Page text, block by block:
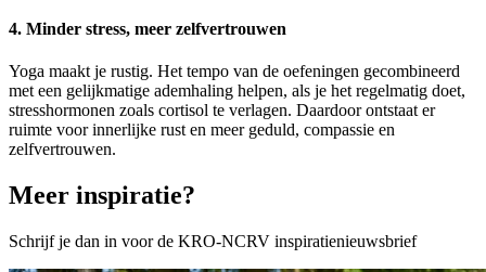
4. Minder stress, meer zelfvertrouwen
Yoga maakt je rustig. Het tempo van de oefeningen gecombineerd
met een gelijkmatige ademhaling helpen, als je het regelmatig doet,
stresshormonen zoals cortisol te verlagen. Daardoor ontstaat er
ruimte voor innerlijke rust en meer geduld, compassie en
zelfvertrouwen.
Meer inspiratie?
Schrijf je dan in voor de KRO-NCRV inspiratienieuwsbrief